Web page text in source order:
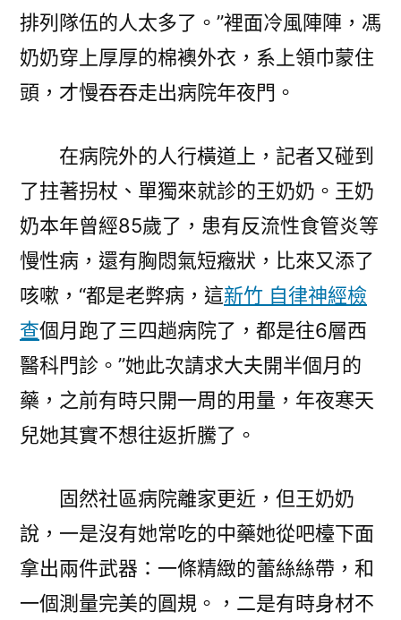
排列隊伍的人太多了。”裡面冷風陣陣，馮
奶奶穿上厚厚的棉襖外衣，系上領巾蒙住
頭，才慢吞吞走出病院年夜門。
在病院外的人行橫道上，記者又碰到
了拄著拐杖、單獨來就診的王奶奶。王奶
奶本年曾經85歲了，患有反流性食管炎等
慢性病，還有胸悶氣短癥狀，比來又添了
咳嗽，“都是老弊病，這新竹 自律神經檢
查個月跑了三四趟病院了，都是往6層西
醫科門診。”她此次請求大夫開半個月的
藥，之前有時只開一周的用量，年夜寒天
兒她其實不想往返折騰了。
固然社區病院離家更近，但王奶奶
說，一是沒有她常吃的中藥她從吧檯下面
拿出兩件武器：一條精緻的蕾絲絲帶，和
一個測量完美的圓規。，二是有時身材不